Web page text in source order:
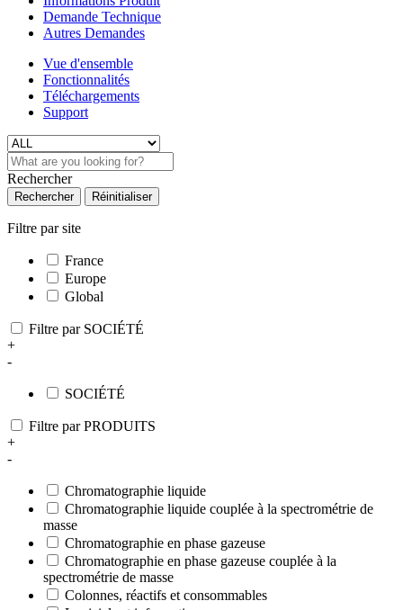
Demande Technique
Autres Demandes
Vue d'ensemble
Fonctionnalités
Téléchargements
Support
Rechercher
Rechercher Réinitialiser
Filtre par site
France
Europe
Global
Filtre par SOCIÉTÉ
+
-
SOCIÉTÉ
Filtre par PRODUITS
+
-
Chromatographie liquide
Chromatographie liquide couplée à la spectrométrie de
masse
Chromatographie en phase gazeuse
Chromatographie en phase gazeuse couplée à la
spectrométrie de masse
Colonnes, réactifs et consommables